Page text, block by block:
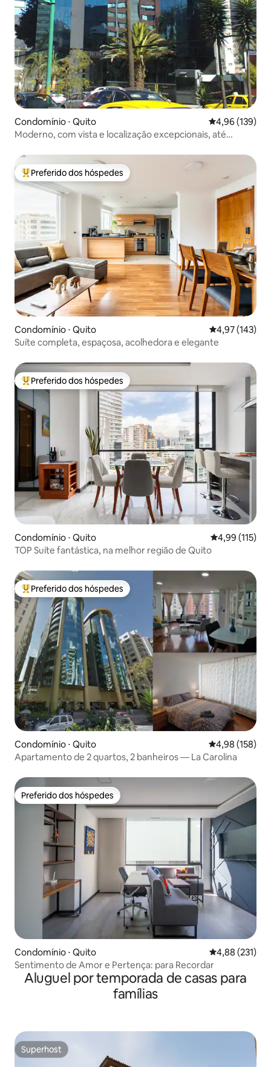
Condomínio ⋅ Quito 4,96 de uma
4,96 (139)
Moderno, com vista e localização excepcionais, até
Entre os melhores preferidos dos hóspedes
Preferido dos hóspedes
Condomínio ⋅ Quito 4,97 de uma
4,97 (143)
Suíte completa, espaçosa, acolhedora e elegante
Entre os melhores preferidos dos hóspedes
Preferido dos hóspedes
Condomínio ⋅ Quito 4,99 de uma
4,99 (115)
TOP Suíte fantástica, na melhor região de Quito
Entre os melhores preferidos dos hóspedes
Preferido dos hóspedes
Condomínio ⋅ Quito 4,98 de uma
4,98 (158)
Apartamento de 2 quartos, 2 banheiros — La Carolina
Preferido dos hóspedes
Preferido dos hóspedes
Condomínio ⋅ Quito 4,88 de uma
4,88 (231)
Sentimento de Amor e Pertença: para Recordar
Aluguel por temporada de casas para
famílias
Superhost
Superhost